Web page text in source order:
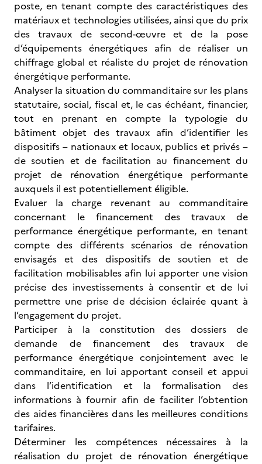
poste, en tenant compte des caractéristiques des
matériaux et technologies utilisées, ainsi que du prix
des travaux de second-œuvre et de la pose
d’équipements énergétiques afin de réaliser un
chiffrage global et réaliste du projet de rénovation
énergétique performante.
Analyser la situation du commanditaire sur les plans
statutaire, social, fiscal et, le cas échéant, financier,
tout en prenant en compte la typologie du
bâtiment objet des travaux afin d’identifier les
dispositifs – nationaux et locaux, publics et privés –
de soutien et de facilitation au financement du
projet de rénovation énergétique performante
auxquels il est potentiellement éligible.
Evaluer la charge revenant au commanditaire
concernant le financement des travaux de
performance énergétique performante, en tenant
compte des différents scénarios de rénovation
envisagés et des dispositifs de soutien et de
facilitation mobilisables afin lui apporter une vision
précise des investissements à consentir et de lui
permettre une prise de décision éclairée quant à
l’engagement du projet.
Participer à la constitution des dossiers de
demande de financement des travaux de
performance énergétique conjointement avec le
commanditaire, en lui apportant conseil et appui
dans l’identification et la formalisation des
informations à fournir afin de faciliter l’obtention
des aides financières dans les meilleures conditions
tarifaires.
Déterminer les compétences nécessaires à la
réalisation du projet de rénovation énergétique